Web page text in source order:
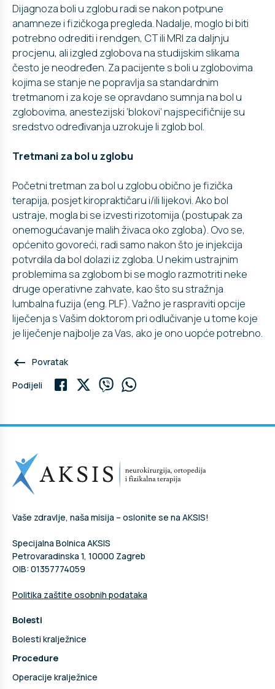
Dijagnoza boli u zglobu radi se nakon potpune
anamneze i fizičkoga pregleda. Nadalje, moglo bi biti
potrebno odrediti i rendgen, CT ili MRI za daljnju
procjenu, ali izgled zglobova na studijskim slikama
često je neodređen. Za pacijente s boli u zglobovima
kojima se stanje ne popravlja sa standardnim
tretmanom i za koje se opravdano sumnja na bol u
zglobovima, anestezijski ‘blokovi’ najspecifičnije su
sredstvo određivanja uzrokuje li zglob bol.
Tretmani za bol u zglobu
Početni tretman za bol u zglobu obično je fizička
terapija, posjet kiropraktičaru i/ili lijekovi. Ako bol
ustraje, mogla bi se izvesti rizotomija (postupak za
onemogućavanje malih živaca oko zgloba). Ovo se,
općenito govoreći, radi samo nakon što je injekcija
potvrdila da bol dolazi iz zgloba. U nekim ustrajnim
problemima sa zglobom bi se moglo razmotriti neke
druge operativne zahvate, kao što su stražnja
lumbalna fuzija (eng. PLF). Važno je raspraviti opcije
liječenja s Vašim doktorom pri odlučivanje u tome koje
je liječenje najbolje za Vas, ako je ono uopće potrebno.
keyboard_backspace Povratak
Podijeli
Vaše zdravlje, naša misija – oslonite se na AKSIS!
Specijalna Bolnica AKSIS
Petrovaradinska 1, 10000 Zagreb
OIB: 01357774059
Politika zaštite osobnih podataka
Bolesti
Bolesti kralježnice
Procedure
Operacije kralježnice